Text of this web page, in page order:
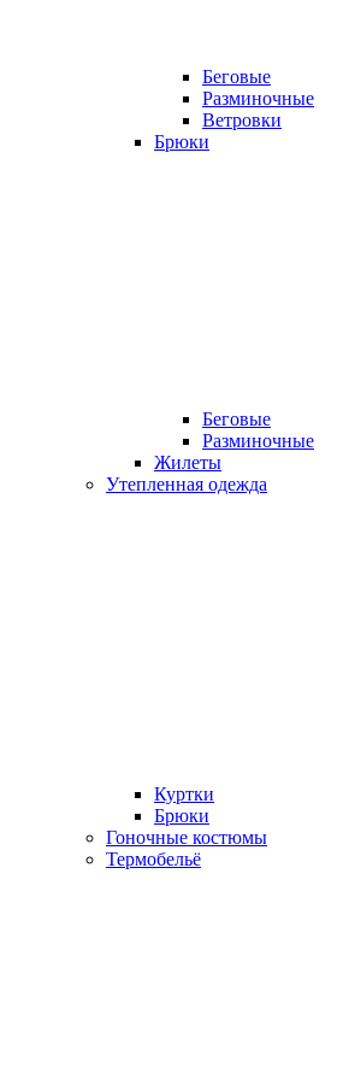
Беговые
Разминочные
Ветровки
Брюки
Беговые
Разминочные
Жилеты
Утепленная одежда
Куртки
Брюки
Гоночные костюмы
Термобельё